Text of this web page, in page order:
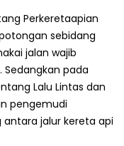
Perkeretaapian
sebidang
jalan wajib
pada
Lalu Lintas dan
pengemudi
jalur kereta api